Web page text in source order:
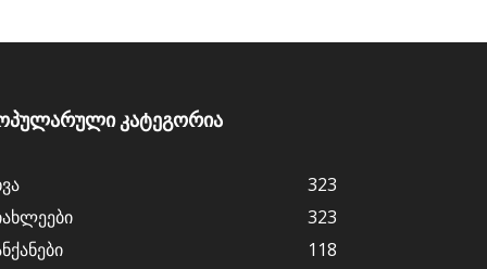
კატეგორია
323
323
118